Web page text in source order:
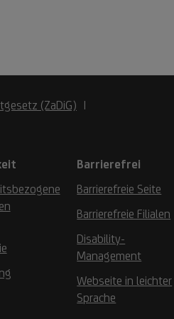
(ZaDiG)
Barrierefrei
Barrierefreie Seite
Barrierefreie Filialen
Disability-
Management
Webseite in leichter
Sprache